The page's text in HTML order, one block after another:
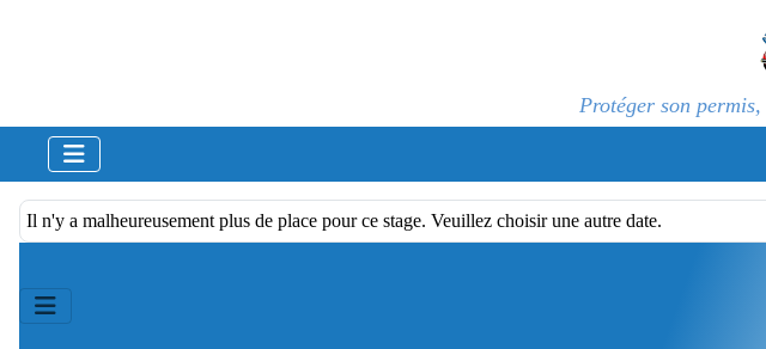
Protéger son
Il n'y a malheureusement plus de place pour ce stage. Veuillez choisir une autre date.